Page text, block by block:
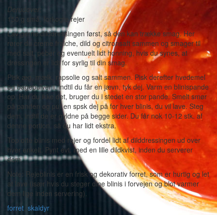
Derudover:
150 g små, forkogte rejer
Lav gerne dilddressingen først, så den kan trække smag. Her
rører du creme fraiche, dild og citronsaft sammen og smager til
med salt, peber og eventuelt lidt honning, hvis du synes, at
dressingen er lidt for syrlig til din smag.
Pisk æg, mælk, rapsolie og salt sammen. Pisk derefter hvedemel
og bagepulver i, indtil du får en jævn, tyk dej. Varm en blinispande
op. Har du ikke det, bruger du i stedet en stor pande. Smelt smør
på panden og put en spsk dej på for hver blinis, du vil lave. Steg
dem, indtil de er gyldne på begge sider. Du får nok 10-12 stk. af
denne portion, så du har lidt ekstra.
Top otte blinis med rejer og fordel lidt af dilddressingen ud over
hver enkelt. Pynt evt. med en lille dildkvist, inden du serverer
dem.
Note: Rejeblinis er en frisk og dekorativ forret, som er hurtig og let
at lave (især hvis du steger dine blinis i forvejen og blot varmer
dem lige inden servering).
forret skaldyr